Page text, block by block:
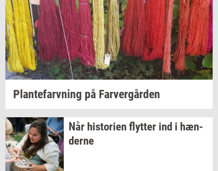
Plan­te­farv­ning på Far­ver­går­den
Når hi­sto­ri­enflyt­ter ind i hæn­
der­ne